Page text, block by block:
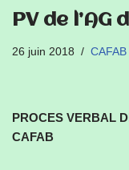
PV de l’AG
26 juin 2018
PROCES VERBAL
CAFAB